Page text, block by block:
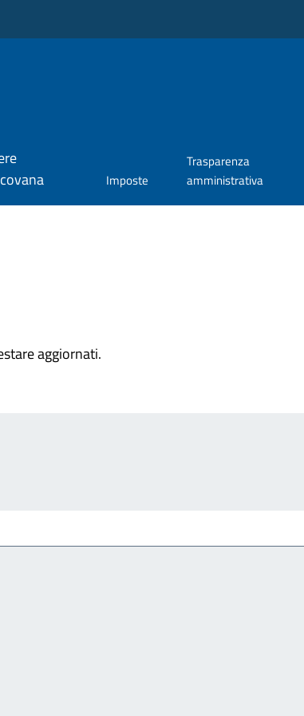
Imposte
Trasparenza
amministrativa
aggiornati.